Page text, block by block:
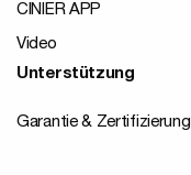
CINIER APP
Video
Unterstützung
Garantie & Zertifizierung